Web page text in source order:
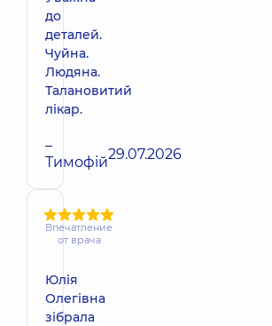
до
деталей.
Чуйна.
Людяна.
Талановитий
лікар.
–
Тимофій29.07.2026
Впечатление
от врача
Юлія
Олегівна
зібрала